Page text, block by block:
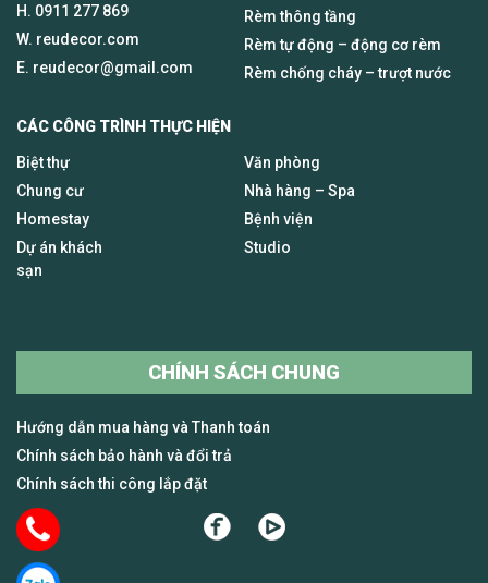
H. 0911 277 869
W. reudecor.com
E. reudecor@gmail.com
Rèm thông tầng
Rèm tự động – động cơ rèm
Rèm chống cháy – trượt nước
CÁC CÔNG TRÌNH THỰC HIỆN
Biệt thự
Chung cư
Homestay
Dự án khách
sạn
Văn phòng
Nhà hàng – Spa
Bệnh viện
Studio
CHÍNH SÁCH CHUNG
Hướng dẫn mua hàng và Thanh toán
Chính sách bảo hành và đổi trả
Chính sách thi công lắp đặt